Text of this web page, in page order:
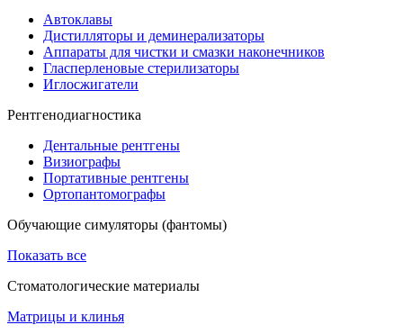
Автоклавы
Дистилляторы и деминерализаторы
Аппараты для чистки и смазки наконечников
Гласперленовые стерилизаторы
Иглосжигатели
Рентгенодиагностика
Дентальные рентгены
Визиографы
Портативные рентгены
Ортопантомографы
Обучающие симуляторы (фантомы)
Показать все
Стоматологические материалы
Матрицы и клинья